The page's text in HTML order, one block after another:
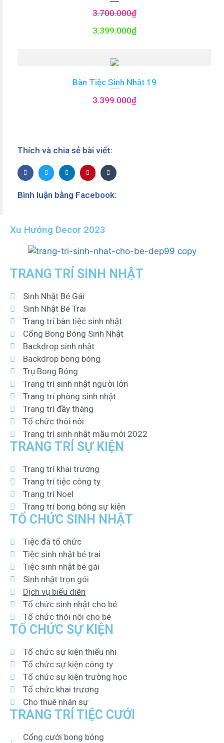
Xu Hướng Decor 2023
TRANG TRÍ SINH NHẬT
Sinh Nhật Bé Gái
Sinh Nhật Bé Trai
Trang trí bàn tiệc sinh nhật
Cổng Bong Bóng Sinh Nhật
Backdrop sinh nhật
Backdrop bong bóng
Trụ Bong Bóng
Trang trí sinh nhật người lớn
Trang trí phòng sinh nhật
Trang trí đầy tháng
Tổ chức thôi nôi
Trang trí sinh nhật mẫu mới 2022
TRANG TRÍ SỰ KIỆN
Trang trí khai trương
Trang trí tiệc công ty
Trang trí Noel
Trang trí bong bóng sự kiện
TỔ CHỨC SINH NHẬT
Tiệc đã tổ chức
Tiệc sinh nhật bé trai
Tiệc sinh nhật bé gái
Sinh nhật trọn gói
Dịch vụ biểu diễn
Tổ chức sinh nhật cho bé
Tổ chức thôi nôi cho bé
TỔ CHỨC SỰ KIỆN
Tổ chức sự kiện thiếu nhi
Tổ chức sự kiện công ty
Tổ chức sự kiện trường học
Tổ chức khai trương
Cho thuê nhân sự
TRANG TRÍ TIỆC CƯỚI
Cổng cưới bong bóng
3.700.000₫
3.399.000₫
Bàn Tiệc Sinh Nhật 19
3.399.000₫
Thích và chia sẻ bài viết:
Bình luận bằng Facebook: